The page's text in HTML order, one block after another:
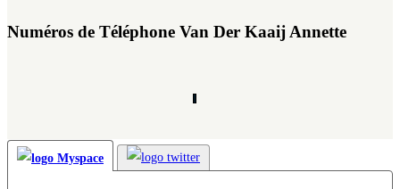
Numéros de Téléphone Van Der Kaaij Annette